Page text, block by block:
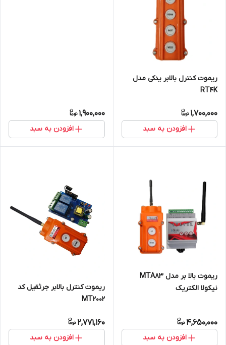
ریموت کنترل بالابر یدکی مدل
RT4K
1,700,000
افزودن به سبد
1,900,000
افزودن به سبد
ریموت بالا بر مدل MTA83
نیکولا الکتریک
4,650,000
افزودن به سبد
ریموت کنترل بالابر جرثقیل کد
MT2002
2,771,160
افزودن به سبد